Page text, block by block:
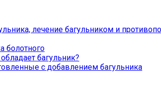
лечение багульником и
болотного
багульник?
с добавлением багульника